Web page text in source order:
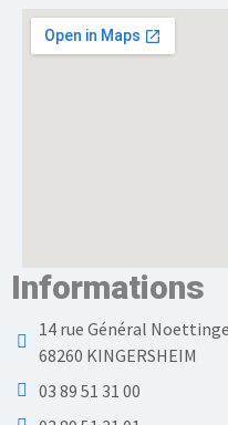
Informations
14 rue Général
68260 KINGERSHEIM
03 89 51 31 00